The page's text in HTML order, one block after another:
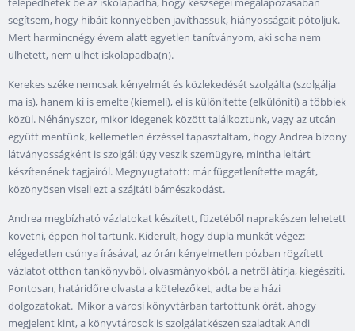
segítsem, hogy hibáit könnyebben javíthassuk, hiányosságait pótoljuk.
Mert harmincnégy évem alatt egyetlen tanítványom, aki soha nem
ülhetett, nem ülhet iskolapadba(n).
Kerekes széke nemcsak kényelmét és közlekedését szolgálta (szolgálja
ma is), hanem ki is emelte (kiemeli), el is különítette (elkülöníti) a többiek
közül. Néhányszor, mikor idegenek között találkoztunk, vagy az utcán
együtt mentünk, kellemetlen érzéssel tapasztaltam, hogy Andrea bizony
látványosságként is szolgál: úgy veszik szemügyre, mintha leltárt
készítenének tagjairól. Megnyugtatott: már függetlenítette magát,
közönyösen viseli ezt a szájtáti bámészkodást.
Andrea megbízható vázlatokat készített, füzetéből naprakészen lehetett
követni, éppen hol tartunk. Kiderült, hogy dupla munkát végez:
elégedetlen csúnya írásával, az órán kényelmetlen pózban rögzített
vázlatot otthon tankönyvből, olvasmányokból, a netről átírja, kiegészíti.
Pontosan, határidőre olvasta a kötelezőket, adta be a házi
dolgozatokat. Mikor a városi könyvtárban tartottunk órát, ahogy
megjelent kint, a könyvtárosok is szolgálatkészen szaladtak Andi